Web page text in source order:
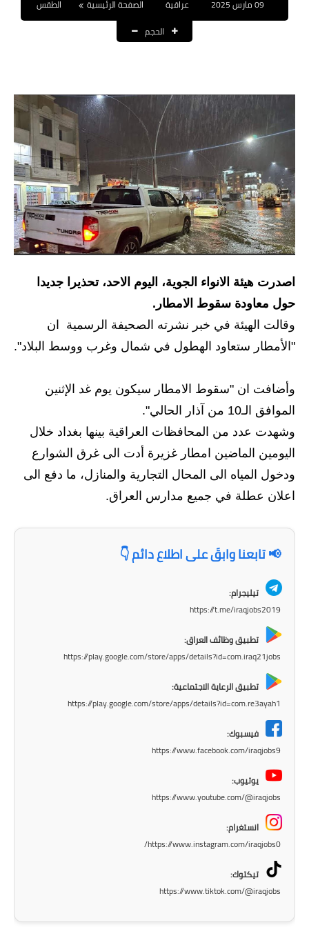
نتائج التعيينات
العقود والاجور اليومية
الرواتب
القروض والسلف
المنح المالية
قطع الاراضي
اخبار العراق
الاخبار الاقتصادية
المدارس
اخبار وقرارات وزارة التربية
نتائج الامتحانات
المرحلة الابتدائية
المرحلة المتوسطة
المرحلة الاعدادية
المرحلة المتوسطة
عراقية الصفحة الرئيسية
الطقس
الحجم
اصدرت هيئة الانواء الجوية، اليوم الاحد، تحذيرا جديدا
حول معاودة سقوط الامطار.
وقالت الهيئة في خبر نشرته الصحيفة الرسمية ان
"الأمطار ستعاود الهطول في شمال وغرب ووسط البلاد".
وأضافت ان "سقوط الامطار سيكون يوم غد الإثنين
الموافق الـ10 من آذار الحالي".
وشهدت عدد من المحافظات العراقية بينها بغداد خلال
اليومين الماضين امطار غزيرة أدت الى غرق الشوارع
ودخول المياه الى المحال التجارية والمنازل، ما دفع الى
اعلان عطلة في جميع مدارس العراق.
📢 تابعنا وابقَ على اطلاع دائم 👇
تيليجرام:
https://t.me/iraqjobs2019
تطبيق وظائف العراق:
https://play.google.com/store/apps/details?id=com.iraq21jobs
تطبيق الرعاية الاجتماعية:
https://play.google.com/store/apps/details?id=com.re3ayah1
فيسبوك:
https://www.facebook.com/iraqjobs9
يوتيوب:
https://www.youtube.com/@iraqjobs
انستغرام:
https://www.instagram.com/iraqjobs0/
تيكتوك:
https://www.tiktok.com/@iraqjobs